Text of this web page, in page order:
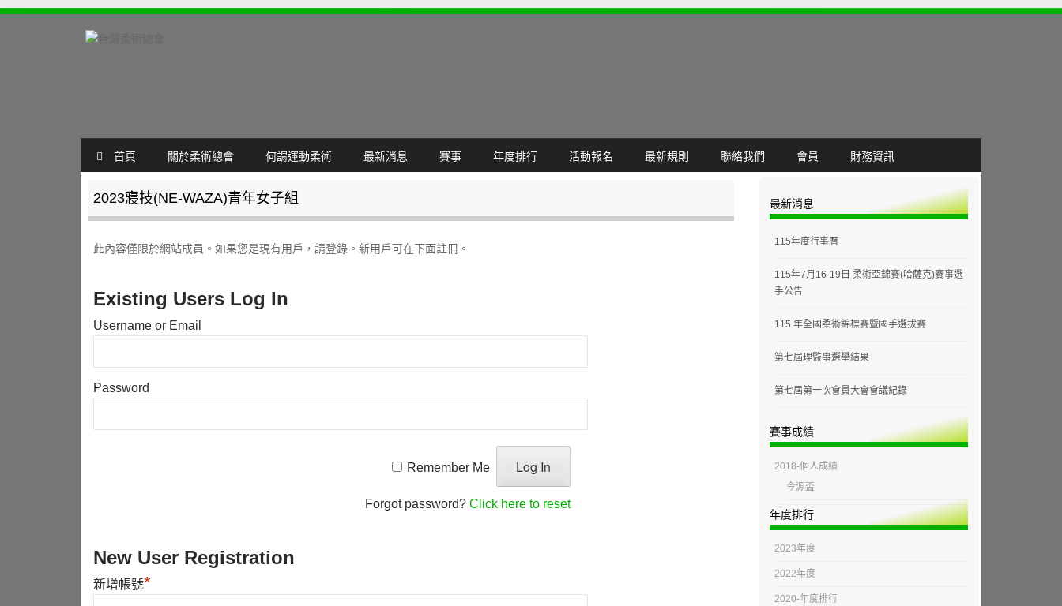
MENU
SKIP TO CONTENT
首頁 關於柔術總會 何謂運動柔術 最新消息 賽事 年度排行 活動報名 最新規則 聯絡我們 會員 財務資訊
2023寢技(NE-WAZA)青年女子組
此內容僅限於網站成員。如果您是現有用戶，請登錄。新用戶可在下面註冊。
Existing Users Log In
Username or Email
Password
Remember Me
Forgot password? Click here to reset
New User Registration
新增帳號*
最新消息
115年度行事曆
115年7月16-19日 柔術亞錦賽(哈薩克)賽事選
手公告
115 年全國柔術錦標賽暨國手選拔賽
第七屆理監事選舉結果
第七屆第一次會員大會會議紀錄
賽事成績
2018-個人成績
今源盃
年度排行
2023年度
2022年度
2020-年度排行